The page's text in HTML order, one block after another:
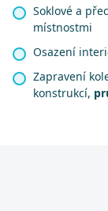
Soklové a
místnostmi
Osazení
Zapravení
konstrukcí,